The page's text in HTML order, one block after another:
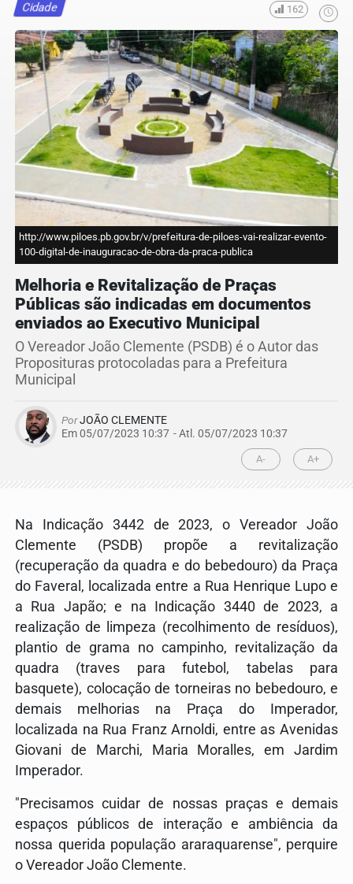
Cidade 162
http://www.piloes.pb.gov.br/v/prefeitura-de-piloes-vai-realizar-evento-
100-digital-de-inauguracao-de-obra-da-praca-publica
Melhoria e Revitalização de Praças
Públicas são indicadas em documentos
enviados ao Executivo Municipal
O Vereador João Clemente (PSDB) é o Autor das
Proposituras protocoladas para a Prefeitura
Municipal
PorJOÃO CLEMENTE
Em 05/07/2023 10:37 - Atl. 05/07/2023 10:37
A- A+
Na Indicação 3442 de 2023, o Vereador João
Clemente (PSDB) propõe a revitalização
(recuperação da quadra e do bebedouro) da Praça
do Faveral, localizada entre a Rua Henrique Lupo e
a Rua Japão; e na Indicação 3440 de 2023, a
realização de limpeza (recolhimento de resíduos),
plantio de grama no campinho, revitalização da
quadra (traves para futebol, tabelas para
basquete), colocação de torneiras no bebedouro, e
demais melhorias na Praça do Imperador,
localizada na Rua Franz Arnoldi, entre as Avenidas
Giovani de Marchi, Maria Moralles, em Jardim
Imperador.
"Precisamos cuidar de nossas praças e demais
espaços públicos de interação e ambiência da
nossa querida população araraquarense", perquire
o Vereador João Clemente.